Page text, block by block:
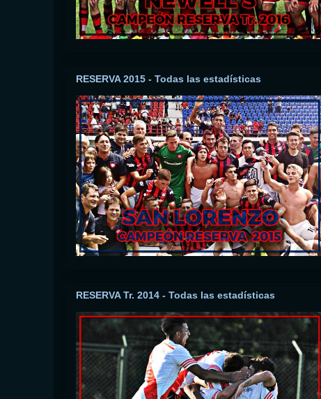
RESERVA 2015 - Todas las estadísticas
RESERVA Tr. 2014 - Todas las estadísticas